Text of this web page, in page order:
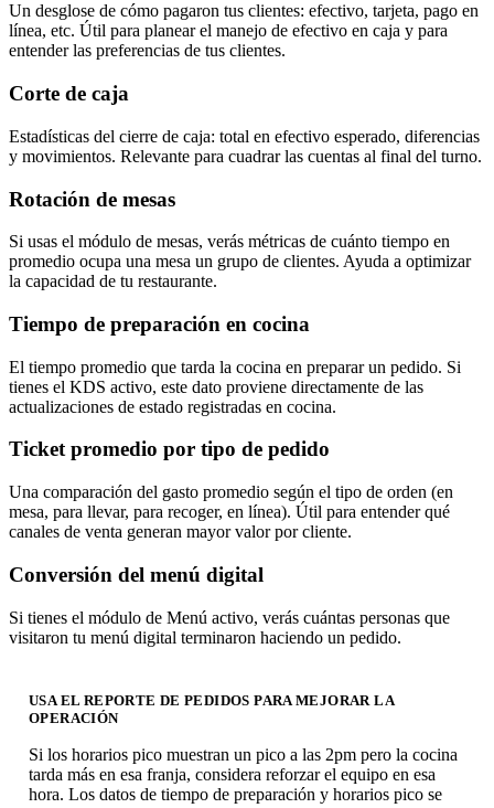
Un desglose de cómo pagaron tus clientes: efectivo, tarjeta, pago en
línea, etc. Útil para planear el manejo de efectivo en caja y para
entender las preferencias de tus clientes.
Corte de caja
Estadísticas del cierre de caja: total en efectivo esperado, diferencias
y movimientos. Relevante para cuadrar las cuentas al final del turno.
Rotación de mesas
Si usas el módulo de mesas, verás métricas de cuánto tiempo en
promedio ocupa una mesa un grupo de clientes. Ayuda a optimizar
la capacidad de tu restaurante.
Tiempo de preparación en cocina
El tiempo promedio que tarda la cocina en preparar un pedido. Si
tienes el KDS activo, este dato proviene directamente de las
actualizaciones de estado registradas en cocina.
Ticket promedio por tipo de pedido
Una comparación del gasto promedio según el tipo de orden (en
mesa, para llevar, para recoger, en línea). Útil para entender qué
canales de venta generan mayor valor por cliente.
Conversión del menú digital
Si tienes el módulo de Menú activo, verás cuántas personas que
visitaron tu menú digital terminaron haciendo un pedido.
USA EL REPORTE DE PEDIDOS PARA MEJORAR LA
OPERACIÓN
Si los horarios pico muestran un pico a las 2pm pero la cocina
tarda más en esa franja, considera reforzar el equipo en esa
hora. Los datos de tiempo de preparación y horarios pico se